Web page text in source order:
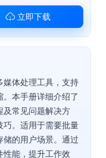
立即下载
媒体处理工具，支持
本手册详细介绍了
及常见问题解决方
巧。适用于需要批量
储的用户场景。通过
性能，提升工作效